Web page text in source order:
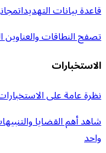
قاعدة بيانات التهديدات
تصفح النطاقات والعناوين
الاستخبارات
نظرة عامة على
شاهد أهم القضايا
واحد